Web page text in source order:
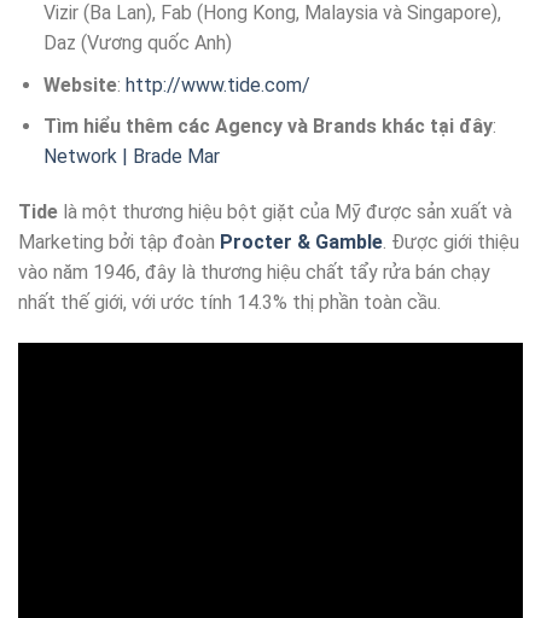
Vizir (Ba Lan), Fab (Hong Kong, Malaysia và Singapore),
Daz (Vương quốc Anh)
Website: http://www.tide.com/
Tìm hiểu thêm các Agency và Brands khác tại đây:
Network | Brade Mar
Tide là một thương hiệu bột giặt của Mỹ được sản xuất và
Marketing bởi tập đoàn Procter & Gamble. Được giới thiệu
vào năm 1946, đây là thương hiệu chất tẩy rửa bán chạy
nhất thế giới, với ước tính 14.3% thị phần toàn cầu.